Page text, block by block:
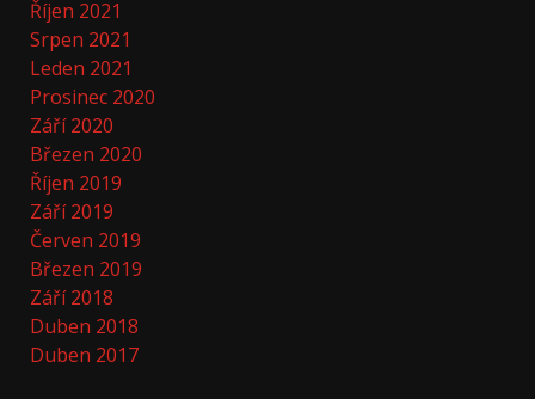
Říjen 2021
Srpen 2021
Leden 2021
Prosinec 2020
Září 2020
Březen 2020
Říjen 2019
Září 2019
Červen 2019
Březen 2019
Září 2018
Duben 2018
Duben 2017